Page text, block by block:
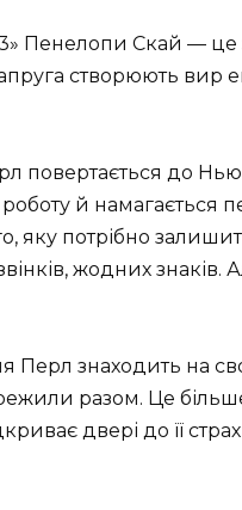
Пенелопи Скай — це
створюють вир
повертається до
й намагається
яку потрібно
жодних знаків.
знаходить на
разом. Це
двері до її